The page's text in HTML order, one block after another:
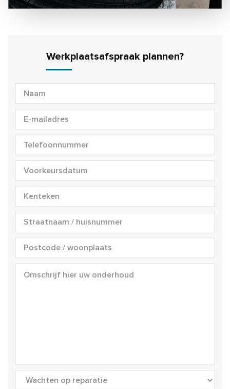
Werkplaatsafspraak plannen?